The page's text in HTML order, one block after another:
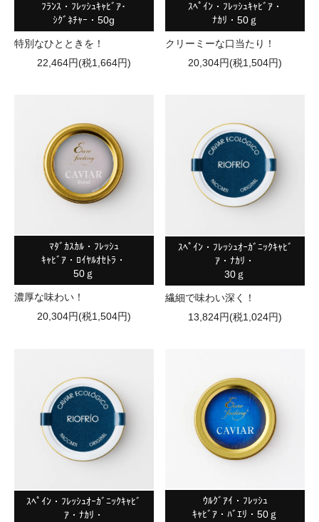
ﾌﾗﾝｽ・ﾌﾚｯｼｭｷｬﾋﾞｱ･
ｼｸﾞﾈﾁｬｰ・50g
特別なひとときを！
22,464円(税1,664円)
ｽﾍﾟｲﾝ・ﾌﾚｯｼｭｷｬﾋﾞｱ・
ﾅｶﾘ・50ｇ
クリーミーな口当たり！
20,304円(税1,504円)
ﾏﾀﾞｶｽｶﾙ・ﾌﾚｯｼｭ
ｷｬﾋﾞｱ・ﾛｲﾔﾙｵｾﾄﾗ・
50ｇ
濃厚な味わい！
20,304円(税1,504円)
ｽﾍﾟｲﾝ・ﾌﾚｯｼｭｵｰｶﾞﾆｯｸｷｬﾋﾞ
ｱ・ﾅｶﾘ・
30ｇ
繊細で味わい深く！
13,824円(税1,024円)
ｽﾍﾟｲﾝ・ﾌﾚｯｼｭｵｰｶﾞﾆｯｸｷｬﾋﾞ
ｱ・ﾅｶﾘ・
ｳﾙｸﾞｱｲ・ﾌﾚｯｼｭ
ｷｬﾋﾞｱ・ﾊﾞｴﾘ・50ｇ